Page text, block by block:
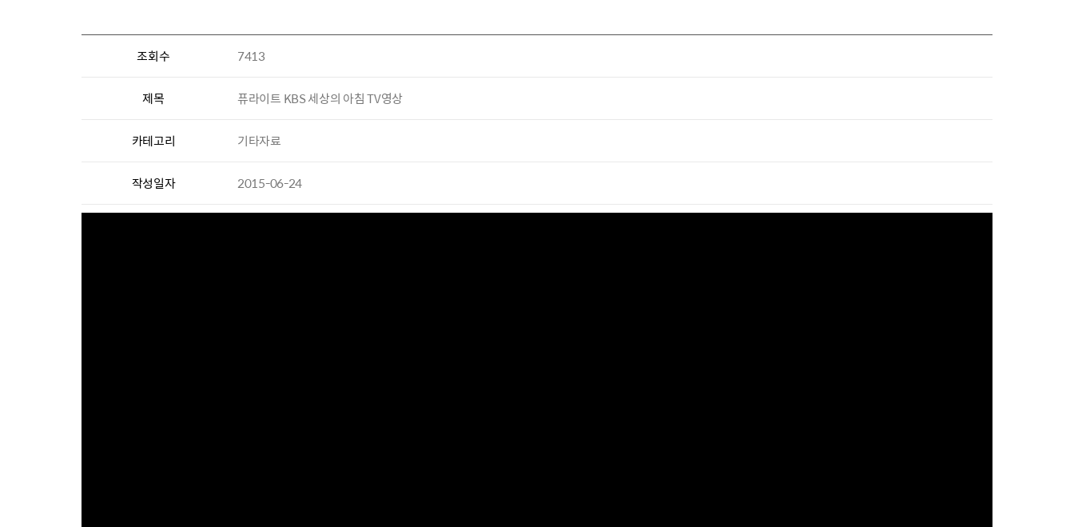
조회수 7413
제목 퓨라이트 KBS 세상의 아침 TV영상
카테고리 기타자료
작성일자 2015-06-24